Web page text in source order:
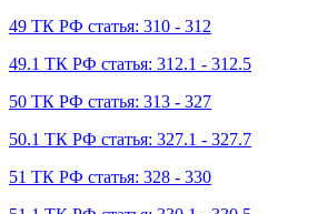
49 ТК РФ статья: 310 - 312
49.1 ТК РФ статья: 312.1 - 312.5
50 ТК РФ статья: 313 - 327
50.1 ТК РФ статья: 327.1 - 327.7
51 ТК РФ статья: 328 - 330